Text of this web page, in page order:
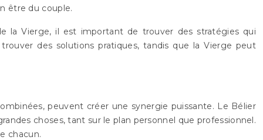
être du couple.
la Vierge, il est important de trouver des stratégies qui
des solutions pratiques, tandis que la Vierge peut
peuvent créer une synergie puissante. Le Bélier
choses, tant sur le plan personnel que professionnel.
chacun.